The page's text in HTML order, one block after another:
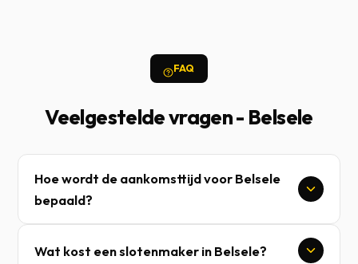
FAQ
Veelgestelde vragen - Belsele
Hoe wordt de aankomsttijd voor Belsele
bepaald?
Wat kost een slotenmaker in Belsele?